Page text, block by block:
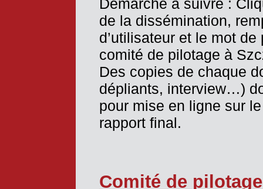
Démarche à suivre :
de la dissémination,
d’utilisateur et le mot
comité de pilotage à
Des copies de chaque
dépliants, interview…)
pour mise en ligne sur
rapport final.
Comité de